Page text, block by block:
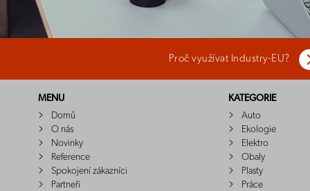
Proč využívat Industry-EU?
MENU
Domů
O nás
Novinky
Reference
Spokojení zákazníci
Partneři
KATEGORIE
Auto
Ekologie
Elektro
Obaly
Plasty
Práce